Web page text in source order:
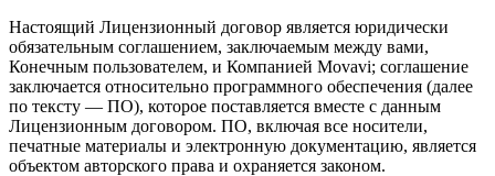
Настоящий Лицензионный договор является юридически
обязательным соглашением, заключаемым между вами,
Конечным пользователем, и Компанией Movavi; соглашение
заключается относительно программного обеспечения (далее
по тексту — ПО), которое поставляется вместе с данным
Лицензионным договором. ПО, включая все носители,
печатные материалы и электронную документацию, является
объектом авторского права и охраняется законом.